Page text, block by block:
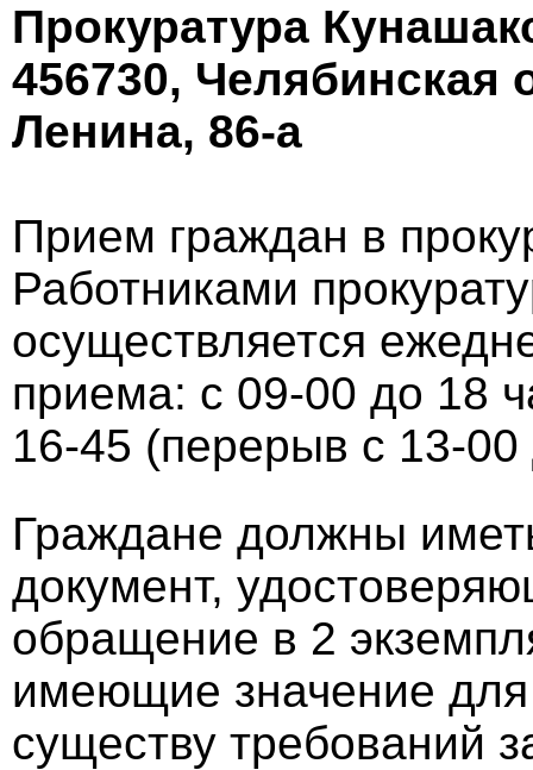
Прокуратура
456730, Челябинская
Ленина, 86-а
Прием граждан в
Работниками
осуществляется
приема: с 09-00 до 18
16-45 (перерыв с 13-
Граждане должны
документ,
обращение в 2
имеющие значение
существу требований